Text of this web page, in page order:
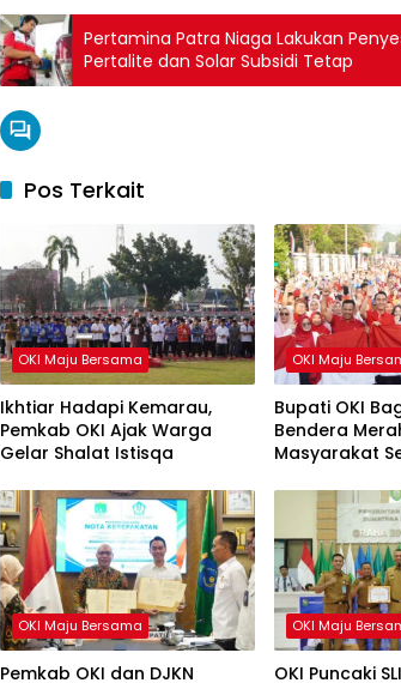
Pertamina Patra Niaga Lakukan
Pertalite dan Solar Subsidi Tetap
Pos Terkait
OKI Maju Bersama
Ikhtiar Hadapi Kemarau,
Pemkab OKI Ajak Warga
Gelar Shalat Istisqa
OKI Maju
Bupati OKI
Bendera
Masyarakat
OKI Maju Bersama
Pemkab OKI dan DJKN
OKI Maju
OKI Puncaki